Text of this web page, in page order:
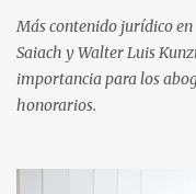
Más contenido jurídico
Saiach y Walter Luis
importancia para los
honorarios.